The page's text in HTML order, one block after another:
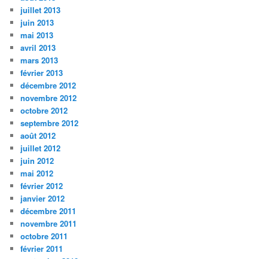
juillet 2013
juin 2013
mai 2013
avril 2013
mars 2013
février 2013
décembre 2012
novembre 2012
octobre 2012
septembre 2012
août 2012
juillet 2012
juin 2012
mai 2012
février 2012
janvier 2012
décembre 2011
novembre 2011
octobre 2011
février 2011